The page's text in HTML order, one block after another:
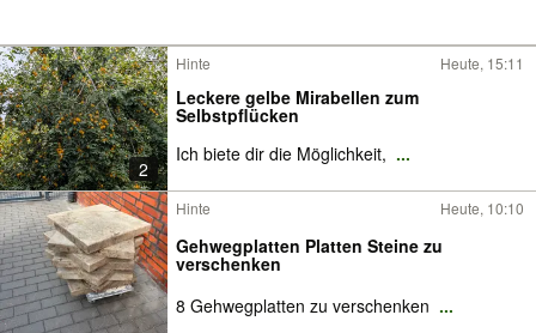
2
Hinte Heute, 15:11
Leckere gelbe Mirabellen zum
Selbstpflücken
Ich biete dir die Möglichkeit, ...
Hinte Heute, 10:10
Gehwegplatten Platten Steine zu
verschenken
8 Gehwegplatten zu verschenken ...